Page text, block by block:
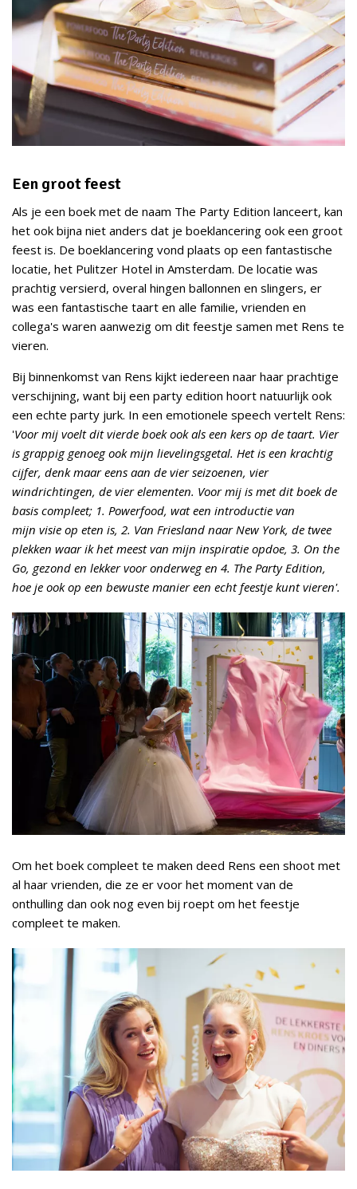
Een groot feest
Als je een boek met de naam The Party Edition lanceert, kan
het ook bijna niet anders dat je boeklancering ook een groot
feest is. De boeklancering vond plaats op een fantastische
locatie, het Pulitzer Hotel in Amsterdam. De locatie was
prachtig versierd, overal hingen ballonnen en slingers, er
was een fantastische taart en alle familie, vrienden en
collega's waren aanwezig om dit feestje samen met Rens te
vieren.
Bij binnenkomst van Rens kijkt iedereen naar haar prachtige
verschijning, want bij een party edition hoort natuurlijk ook
een echte party jurk. In een emotionele speech vertelt Rens:
'Voor mij voelt dit vierde boek ook als een kers op de taart. Vier
is grappig genoeg ook mijn lievelingsgetal. Het is een krachtig
cijfer, denk maar eens aan de vier seizoenen, vier
windrichtingen, de vier elementen. Voor mij is met dit boek de
basis compleet; 1. Powerfood, wat een introductie van
mijn visie op eten is, 2. Van Friesland naar New York, de twee
plekken waar ik het meest van mijn inspiratie opdoe, 3. On the
Go, gezond en lekker voor onderweg en 4. The Party Edition,
hoe je ook op een bewuste manier een echt feestje kunt vieren'.
Om het boek compleet te maken deed Rens een shoot met
al haar vrienden, die ze er voor het moment van de
onthulling dan ook nog even bij roept om het feestje
compleet te maken.